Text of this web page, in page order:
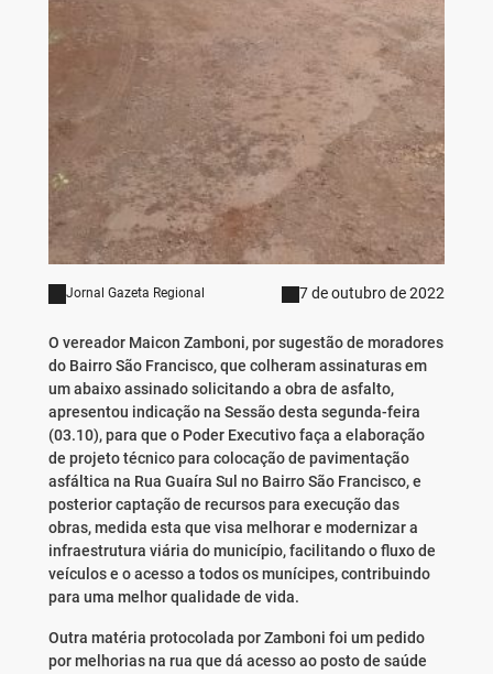
Jornal Gazeta Regional 7 de outubro de 2022
O vereador Maicon Zamboni, por sugestão de moradores
do Bairro São Francisco, que colheram assinaturas em
um abaixo assinado solicitando a obra de asfalto,
apresentou indicação na Sessão desta segunda-feira
(03.10), para que o Poder Executivo faça a elaboração
de projeto técnico para colocação de pavimentação
asfáltica na Rua Guaíra Sul no Bairro São Francisco, e
posterior captação de recursos para execução das
obras, medida esta que visa melhorar e modernizar a
infraestrutura viária do município, facilitando o fluxo de
veículos e o acesso a todos os munícipes, contribuindo
para uma melhor qualidade de vida.
Outra matéria protocolada por Zamboni foi um pedido
por melhorias na rua que dá acesso ao posto de saúde